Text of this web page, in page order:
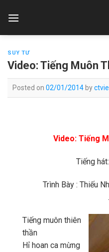
SUY TƯ
Video: Tiếng Muôn
Posted on 02/01/2014by
Video: Tiếng
Tiếng
Trình Bày : Thiếu
Tiếng muôn thiên
thần
Hỉ hoan ca mừng